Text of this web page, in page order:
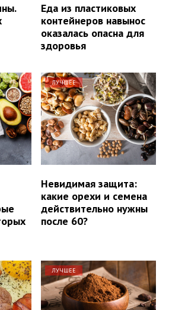
Еда из пластиковых
контейнеров навынос
оказалась опасна для
здоровья
ЛУЧШЕЕ
Невидимая защита:
какие орехи и семена
действительно нужны
после 60?
ЛУЧШЕЕ